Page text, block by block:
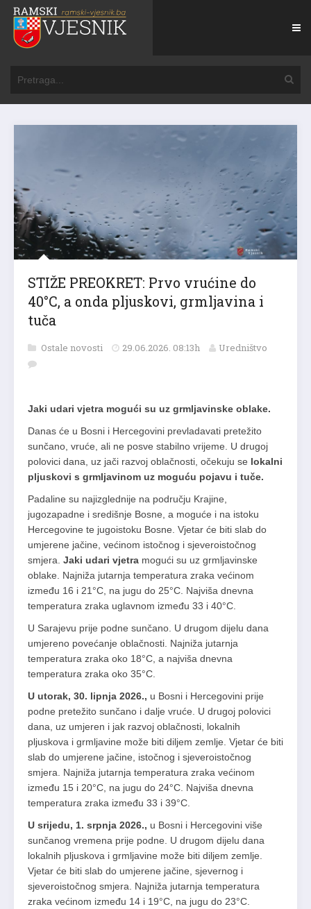
STIŽE PREOKRET: Prvo vrućine do
40°C, a onda pljuskovi, grmljavina i
tuča
Ostale novosti 29.06.2026. 08:13h Uredništvo
Jaki udari vjetra mogući su uz grmljavinske oblake.
Danas će u Bosni i Hercegovini prevladavati pretežito
sunčano, vruće, ali ne posve stabilno vrijeme. U drugoj
polovici dana, uz jači razvoj oblačnosti, očekuju se lokalni
pljuskovi s grmljavinom uz moguću pojavu i tuče.
Padaline su najizglednije na području Krajine,
jugozapadne i središnje Bosne, a moguće i na istoku
Hercegovine te jugoistoku Bosne. Vjetar će biti slab do
umjerene jačine, većinom istočnog i sjeveroistočnog
smjera. Jaki udari vjetra mogući su uz grmljavinske
oblake. Najniža jutarnja temperatura zraka većinom
između 16 i 21°C, na jugu do 25°C. Najviša dnevna
temperatura zraka uglavnom između 33 i 40°C.
U Sarajevu prije podne sunčano. U drugom dijelu dana
umjereno povećanje oblačnosti. Najniža jutarnja
temperatura zraka oko 18°C, a najviša dnevna
temperatura zraka oko 35°C.
U utorak, 30. lipnja 2026., u Bosni i Hercegovini prije
podne pretežito sunčano i dalje vruće. U drugoj polovici
dana, uz umjeren i jak razvoj oblačnosti, lokalnih
pljuskova i grmljavine može biti diljem zemlje. Vjetar će biti
slab do umjerene jačine, istočnog i sjeveroistočnog
smjera. Najniža jutarnja temperatura zraka većinom
između 15 i 20°C, na jugu do 24°C. Najviša dnevna
temperatura zraka između 33 i 39°C.
U srijedu, 1. srpnja 2026., u Bosni i Hercegovini više
sunčanog vremena prije podne. U drugom dijelu dana
lokalnih pljuskova i grmljavine može biti diljem zemlje.
Vjetar će biti slab do umjerene jačine, sjevernog i
sjeveroistočnog smjera. Najniža jutarnja temperatura
zraka većinom između 14 i 19°C, na jugu do 23°C.